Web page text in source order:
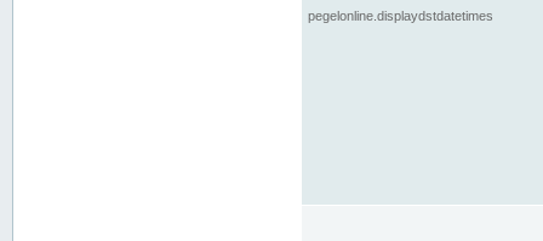
pegelonline.displaydstdatetimes